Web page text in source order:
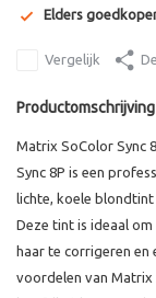
Elders
Vergelijk
Productomschrijving
Matrix SoColor Sync
Sync 8P is een
lichte, koele
Deze tint is ideaal
haar te corrigeren en
voordelen van Matrix